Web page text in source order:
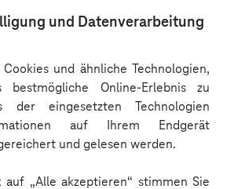
und Datenverarbeitung
und ähnliche Technologien,
Online-Erlebnis zu
der eingesetzten Technologien
auf Ihrem Endgerät
und gelesen werden.
„Alle akzeptieren“ stimmen Sie
Mehr laden